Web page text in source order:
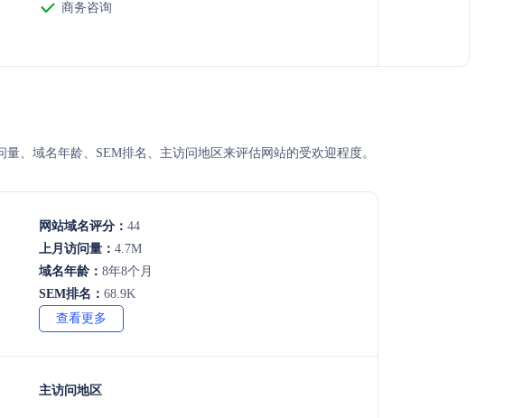
商务咨询
、域名年龄、SEM排名、主访问地区来评估网站的受欢迎程度。
网站域名评分： 44
上月访问量： 4.7M
域名年龄： 8年8个月
SEM排名： 68.9K
查看更多
主访问地区